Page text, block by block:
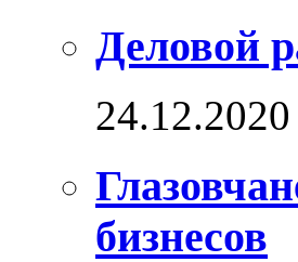
Деловой
бизнесов